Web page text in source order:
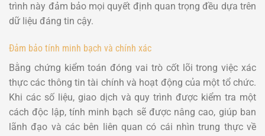
trình này đảm bảo mọi quyết định quan trọng đều dựa trên
dữ liệu đáng tin cậy.
Đảm bảo tính minh bạch và chính xác
Bằng chứng kiểm toán đóng vai trò cốt lõi trong việc xác
thực các thông tin tài chính và hoạt động của một tổ chức.
Khi các số liệu, giao dịch và quy trình được kiểm tra một
cách độc lập, tính minh bạch sẽ được nâng cao, giúp ban
lãnh đạo và các bên liên quan có cái nhìn trung thực về